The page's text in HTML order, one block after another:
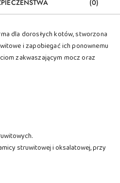
(0)
dla dorosłych kotów, stworzona
i zapobiegać ich ponownemu
zakwaszającym mocz oraz
struwitowej i oksalatowej, przy